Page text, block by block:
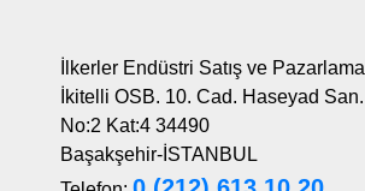
İlkerler Endüstri Satış ve
İkitelli OSB. 10. Cad. Haseyad
No:2 Kat:4 34490
Başakşehir-İSTANBUL